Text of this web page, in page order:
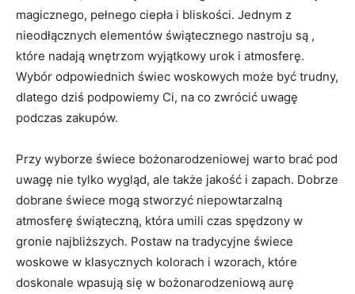
magicznego, pełnego ciepła i ‍bliskości. Jednym z
nieodłącznych elementów świątecznego ⁢nastroju są ,⁣
które nadają wnętrzom wyjątkowy‌ urok i atmosferę.
Wybór odpowiednich świec woskowych może być trudny,
dlatego dziś podpowiemy⁢ Ci, na co zwrócić uwagę
podczas zakupów.
Przy ⁢wyborze świece bożonarodzeniowej warto brać pod
uwagę nie tylko wygląd, ‍ale także jakość‍ i zapach. ⁢Dobrze
⁢dobrane świece ‍mogą stworzyć niepowtarzalną
atmosferę świąteczną,​ która⁤ umili czas spędzony w
gronie najbliższych. Postaw na tradycyjne‍ świece
woskowe w klasycznych‍ kolorach i‌ wzorach, które
⁤doskonale wpasują się‌ w ‍bożonarodzeniową aurę